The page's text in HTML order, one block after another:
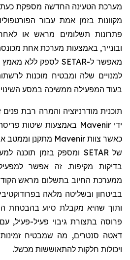
מערכת הטעינה החדשה מספקת כעת
מקוונות בזמן אמת עבור
פתרונות תשלומים מראש או
ובונייר, באמצעות מערכת אחת
מאפשר ל-SETAR לספק ללא מאמץ
למנויים שלה ומבטיח מוכנות
בעוד המפעילה ממשיכה במסע
תוכנית מודרניזציה והמרה רבת
ידי Mavenir באמצעות שיטות פריסה
כאשר צוות Mavenir מתקנן וממטב
שלSETAR ומספק בזמן תוכנה
בדיקות מקיפות. זה אפשר
ממערכת החיוב בתשלום מראש
בביטחון ובשליטה מלאה
ותוך שהיא מקבלת סיוע בהבטחת
פרוסה בתצורת גיבוי פעיל-פעיל,
דאטה סנטרים, מה שמבטיח
ויכולות חלקות להתאוששות מכשל.